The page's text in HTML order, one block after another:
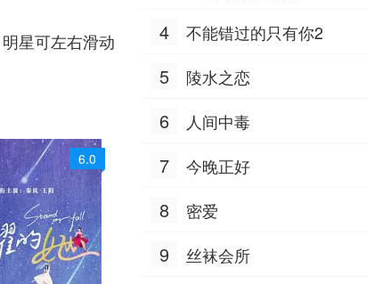
明星可左右滑动
6.0
4 不能错过的只有你2
5 陵水之恋
6 人间中毒
7 今晚正好
8 密爱
9 丝袜会所